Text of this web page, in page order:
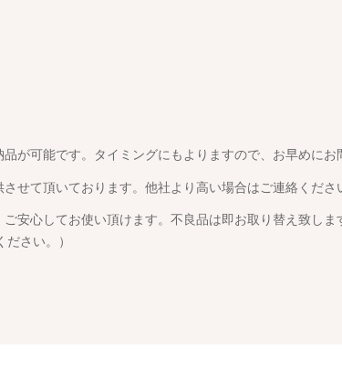
品が可能です。タイミングにもよりますので、お早めにお
させて頂いております。他社より高い場合はご連絡くださ
安心してお使い頂けます。不良品は即お取り替え致しま
さい。）